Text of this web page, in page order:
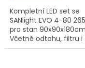
Kompletní LED set se
SANlight EVO 4-80
pro stan
Včetně odtahu, filtru i
příslušenství. Možnost